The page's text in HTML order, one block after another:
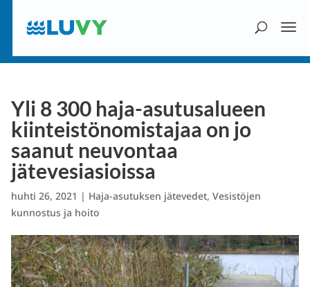
Yli 8 300 haja-asutusalueen
kiinteistönomistajaa on jo
saanut neuvontaa
jätevesiasioissa
huhti 26, 2021 | Haja-asutuksen jätevedet, Vesistöjen
kunnostus ja hoito